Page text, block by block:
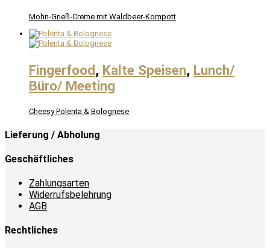
Mohn-Grieß-Creme mit Waldbeer-Kompott
Fingerfood, Kalte Speisen, Lunch/
Büro/ Meeting
Cheesy Polenta & Bolognese
Lieferung / Abholung
Geschäftliches
Zahlungsarten
Widerrufsbelehrung
AGB
Rechtliches